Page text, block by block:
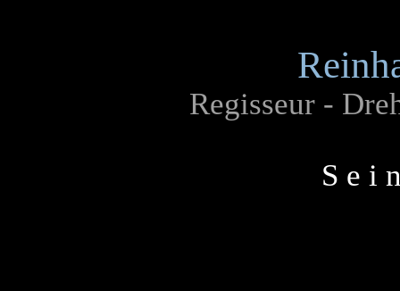
Regisseur -
S e i